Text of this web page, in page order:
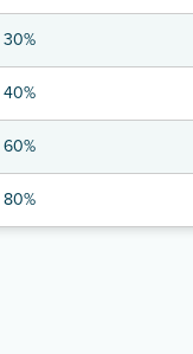
30%
40%
60%
80%